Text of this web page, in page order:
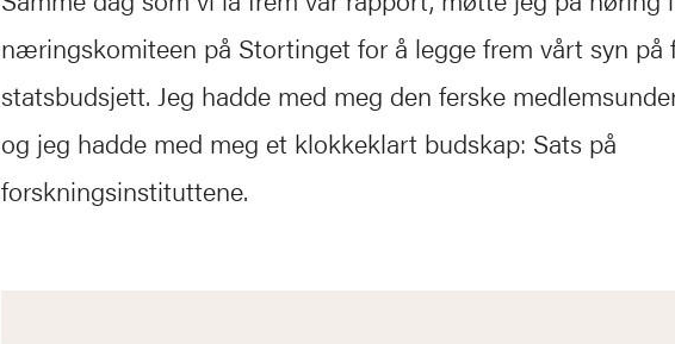
næringskomiteen på Stortinget for å legge frem vårt syn på
statsbudsjett. Jeg hadde med meg den ferske
og jeg hadde med meg et klokkeklart budskap: Sats på
forskningsinstituttene.